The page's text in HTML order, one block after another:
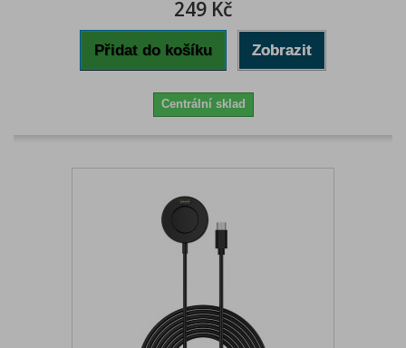
249 Kč
Přidat do košíku Zobrazit
Centrální sklad